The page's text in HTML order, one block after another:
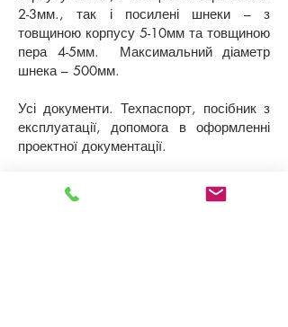
2-3мм., так і посилені шнеки – з
товщиною корпусу 5-10мм та товщиною
пера 4-5мм. Максимальний діаметр
шнека – 500мм.
Усі документи. Техпаспорт, посібник з
експлуатації, допомога в оформленні
проектної документації.
Гарантія – 12 місяців. По закінченні
гарантії – обслуговування зі знижками.